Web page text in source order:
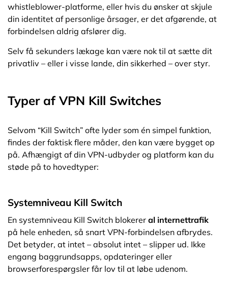
whistleblower-platforme, eller hvis du ønsker at skjule
din identitet af personlige årsager, er det afgørende, at
forbindelsen aldrig afslører dig.
Selv få sekunders lækage kan være nok til at sætte dit
privatliv – eller i visse lande, din sikkerhed – over styr.
Typer af VPN Kill Switches
Selvom “Kill Switch” ofte lyder som én simpel funktion,
findes der faktisk flere måder, den kan være bygget op
på. Afhængigt af din VPN-udbyder og platform kan du
støde på to hovedtyper:
Systemniveau Kill Switch
En systemniveau Kill Switch blokereral internettrafik
på hele enheden, så snart VPN-forbindelsen afbrydes.
Det betyder, at intet – absolut intet – slipper ud. Ikke
engang baggrundsapps, opdateringer eller
browserforespørgsler får lov til at løbe udenom.